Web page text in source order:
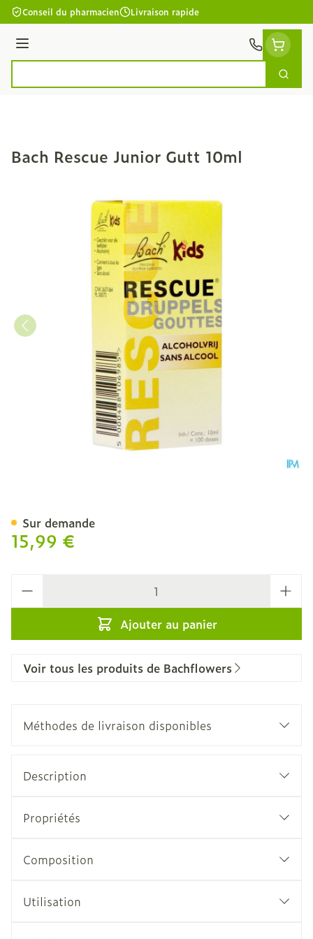
Aller au contenu
Conseil du pharmacien Livraison rapide
Menu
Bach Rescue Junior Gutt 10ml
15,99 €
Ajouter au panier
Sur demande
Voir tous les produits de Bachflowers
Méthodes de livraison disponibles
Description
Propriétés
Composition
Utilisation